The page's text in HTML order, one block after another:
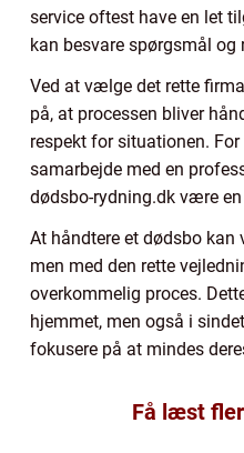
service oftest have en let
kan besvare spørgsmål og
Ved at vælge det rette
på, at processen bliver
respekt for situationen.
samarbejde med en
dødsbo-rydning.dk være
At håndtere et dødsbo
men med den rette
overkommelig proces.
hjemmet, men også i
fokusere på at mindes
Få læst